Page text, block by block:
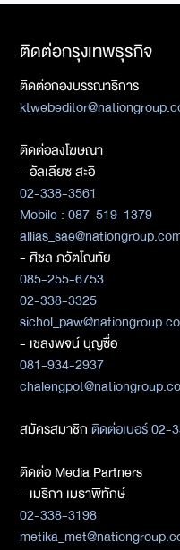
ติดต่อกรุงเทพธุรกิจ
ติดต่อกองบรรณาธิการ
ติดต่อลงโฆษณา
- อัลเลียซ สะอิ
02-338-3561
Mobile : 087-519-1379
- ศิชล ภวัตโณทัย
085-255-6753
02-338-3325
- เชลงพจน์ บุญซื่อ
081-934-2937
สมัครสมาชิกติดต่อเบอร์ 02-
ติดต่อ Media Partners
- เมธิกา เมธาพิทักษ์
02-338-3198